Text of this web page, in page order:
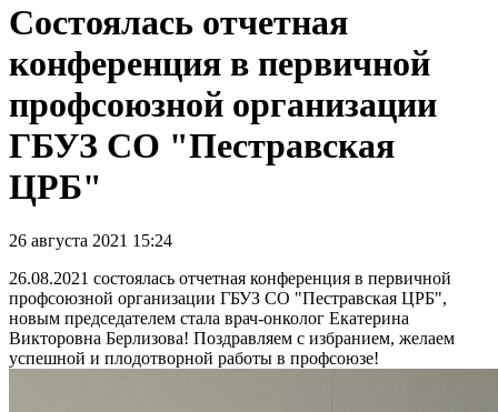
Состоялась отчетная
конференция в первичной
профсоюзной организации
ГБУЗ СО "Пестравская
ЦРБ"
26 августа 2021 15:24
26.08.2021 состоялась отчетная конференция в первичной
профсоюзной организации ГБУЗ СО "Пестравская ЦРБ",
новым председателем стала врач-онколог Екатерина
Викторовна Берлизова! Поздравляем с избранием, желаем
успешной и плодотворной работы в профсоюзе!